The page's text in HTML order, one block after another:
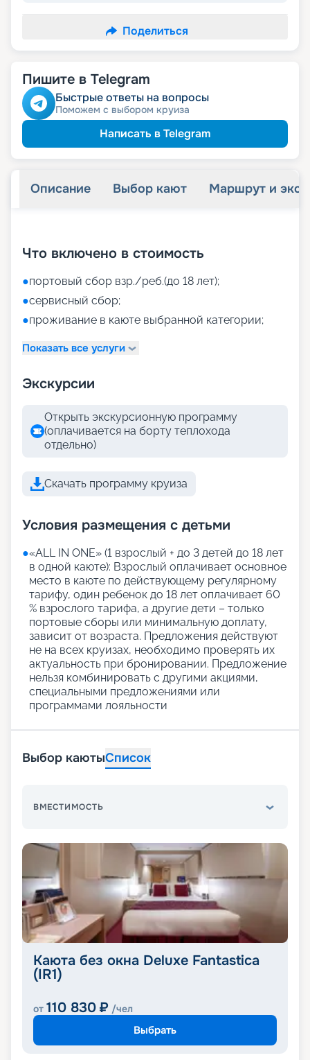
Поделиться
Пишите в Telegram
Быстрые ответы на вопросы
Поможем с выбором круиза
Написать в Telegram
Описание Выбор кают Маршрут и
Что включено в стоимость
●портовый сбор взр./реб.(до 18 лет);
●сервисный сбор;
●проживание в каюте выбранной категории;
Показать все услуги
Экскурсии
Открыть экскурсионную программу
(оплачивается на борту теплохода
отдельно)
Скачать программу круиза
Условия размещения с детьми
●«АLL IN ONE» (1 взрослый + до 3 детей до 18 лет
в одной каюте): Взрослый оплачивает основное
место в каюте по действующему регулярному
тарифу, один ребенок до 18 лет оплачивает 60
% взрослого тарифа, а другие дети – только
портовые сборы или минимальную доплату,
зависит от возраста. Предложения действуют
не на всех круизах, необходимо проверять их
актуальность при бронировании. Предложение
нельзя комбинировать с другими акциями,
специальными предложениями или
программами лояльности
Выбор каютыСписок
ВМЕСТИМОСТЬ
Каюта без окна Deluxe Fantastica
(IR1)
от 110 830 ₽ /чел
Выбрать